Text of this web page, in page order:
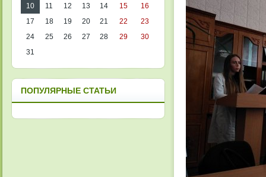
10
11 12 13 14 15
16
17
18 19 20 21 22
23
24
25 26 27 28 29
30
31
ПОПУЛЯРНЫЕ СТАТЬИ